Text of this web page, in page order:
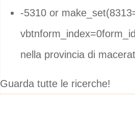
-5310 or
nella provincia di
Guarda tutte le ricerche!